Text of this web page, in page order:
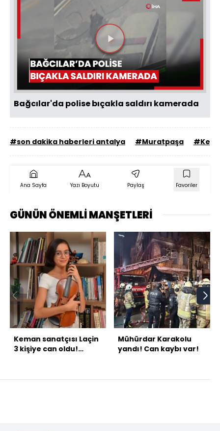
Videoyu
Oynat
Bağcılar'da polise bıçakla saldırı kamerada
#son dakika haberleri antalya #Muratpaşa
Ana Sayfa Yazı Boyutu Paylaş Favoriler
GÜNÜN ÖNEMLİ MANŞETLERİ
Keman sanatçısı Laçin
3 kişiye can oldu!
Mühürdar Karakolu
yandı! Can kaybı var!